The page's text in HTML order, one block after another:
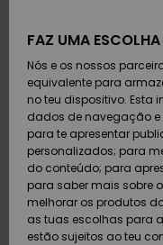
MULHER
SURF
SNOW
DUPLA
PROMO
FAZ UMA
Nós e os nossos
equivalente para
no teu dispositivo. Esta
dados de navegação e
para te apresentar
personalizados; para
do conteúdo; para
para saber mais sobre
melhorar os produtos
as tuas escolhas para
estão sujeitos ao teu